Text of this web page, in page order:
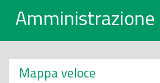
Mappa veloce